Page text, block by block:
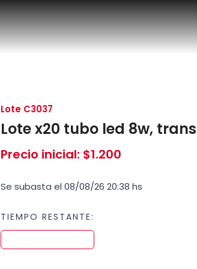
Lote C3037
Lote x20 tubo led 8w,
Precio inicial: $1.200
Se subasta el 08/08/26 20:38 hs
TIEMPO RESTANTE: